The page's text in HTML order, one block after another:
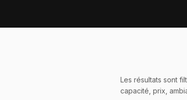
Les résultats sont
capacité, prix,